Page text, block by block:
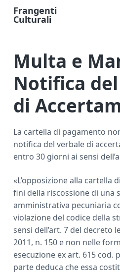
Frangenti
Culturali
r
e
F
n
n
z
O
n
l
n
Multa e
Notifica
di
La cartella di pagamento
notifica del verbale di
entro 30 giorni ai sensi
«L’opposizione alla cartella
fini della riscossione di una
amministrativa pecuniaria
violazione del codice della
sensi dell’art. 7 del decreto
2011, n. 150 e non nelle
esecuzione ex art. 615 cod.
parte deduca che essa